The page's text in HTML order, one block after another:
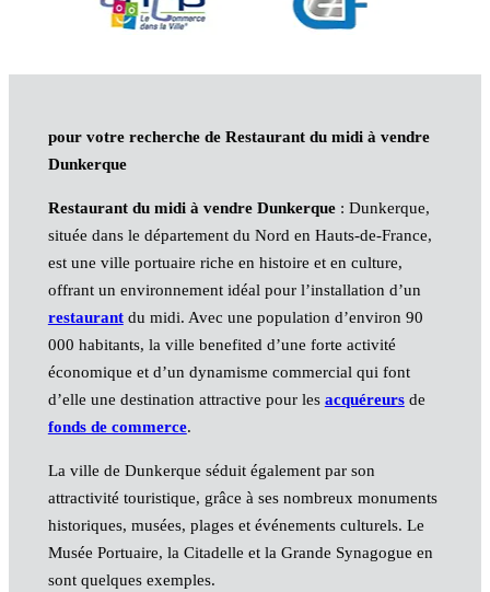
pour votre recherche de Restaurant du midi à vendre
Dunkerque
Restaurant du midi à vendre Dunkerque: Dunkerque,
située dans le département du Nord en Hauts-de-France,
est une ville portuaire riche en histoire et en culture,
offrant un environnement idéal pour l’installation d’un
restaurantdu midi. Avec une population d’environ 90
000 habitants, la ville benefited d’une forte activité
économique et d’un dynamisme commercial qui font
d’elle une destination attractive pour les acquéreursde
fonds de commerce.
La ville de Dunkerque séduit également par son
attractivité touristique, grâce à ses nombreux monuments
historiques, musées, plages et événements culturels. Le
Musée Portuaire, la Citadelle et la Grande Synagogue en
sont quelques exemples.